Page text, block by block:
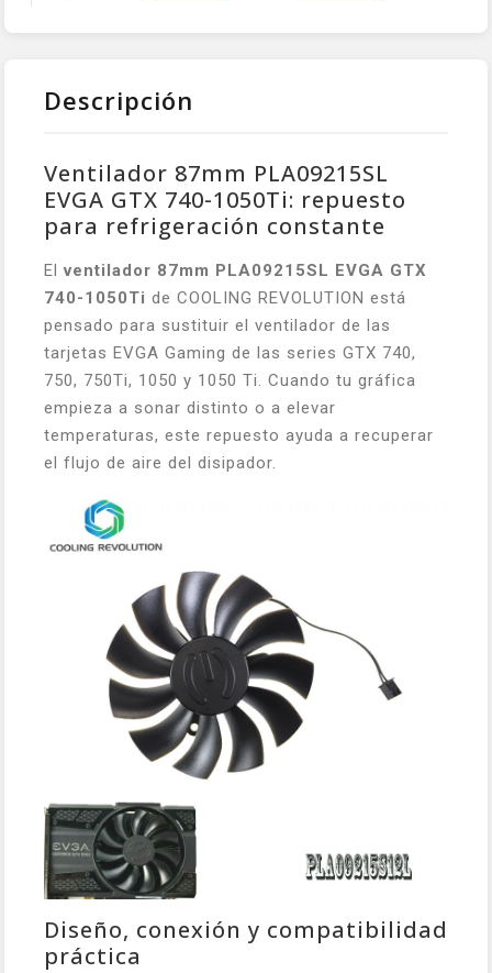
Descripción
Ventilador 87mm PLA09215SL
EVGA GTX 740-1050Ti: repuesto
para refrigeración constante
Elventilador 87mm PLA09215SL EVGA GTX
740-1050Ti de COOLING REVOLUTION está
pensado para sustituir el ventilador de las
tarjetas EVGA Gaming de las series GTX 740,
750, 750Ti, 1050 y 1050 Ti. Cuando tu gráfica
empieza a sonar distinto o a elevar
temperaturas, este repuesto ayuda a recuperar
el flujo de aire del disipador.
Diseño, conexión y compatibilidad
práctica